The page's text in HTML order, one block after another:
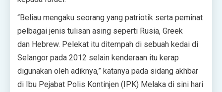
“Beliau mengaku seorang yang patriotik serta peminat
pelbagai jenis tulisan asing seperti Rusia, Greek
dan Hebrew. Pelekat itu ditempah di sebuah kedai di
Selangor pada 2012 selain kenderaan itu kerap
digunakan oleh adiknya,” katanya pada sidang akhbar
di Ibu Pejabat Polis Kontinjen (IPK) Melaka di sini hari